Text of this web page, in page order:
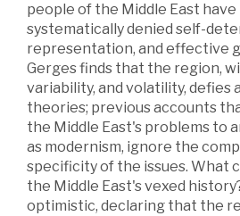
people of the Middle East have
systematically denied self-
representation, and effective
Gerges finds that the region,
variability, and volatility, defies
theories; previous accounts
the Middle East's problems to
as modernism, ignore the
specificity of the issues. What
the Middle East's vexed
optimistic, declaring that the